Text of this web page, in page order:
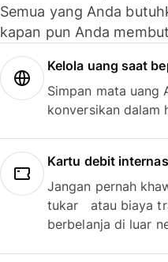
Semua yang Anda
kapan pun Anda
Kelola uang saat
Simpan mata uang
konversikan dalam
Kartu debit
Jangan pernah
tukar atau biaya
berbelanja di luar